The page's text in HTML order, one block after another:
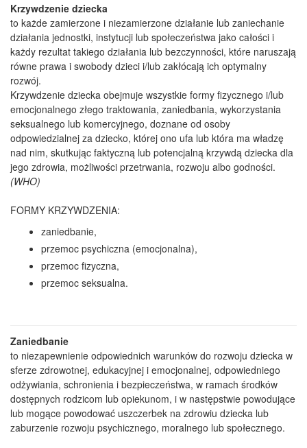
Krzywdzenie dziecka
to każde zamierzone i niezamierzone działanie lub zaniechanie
działania jednostki, instytucji lub społeczeństwa jako całości i
każdy rezultat takiego działania lub bezczynności, które naruszają
równe prawa i swobody dzieci i/lub zakłócają ich optymalny
rozwój.
Krzywdzenie dziecka obejmuje wszystkie formy fizycznego i/lub
emocjonalnego złego traktowania, zaniedbania, wykorzystania
seksualnego lub komercyjnego, doznane od osoby
odpowiedzialnej za dziecko, której ono ufa lub która ma władzę
nad nim, skutkując faktyczną lub potencjalną krzywdą dziecka dla
jego zdrowia, możliwości przetrwania, rozwoju albo godności.
(WHO)
FORMY KRZYWDZENIA:
zaniedbanie,
przemoc psychiczna (emocjonalna),
przemoc fizyczna,
przemoc seksualna.
Zaniedbanie
to niezapewnienie odpowiednich warunków do rozwoju dziecka w
sferze zdrowotnej, edukacyjnej i emocjonalnej, odpowiedniego
odżywiania, schronienia i bezpieczeństwa, w ramach środków
dostępnych rodzicom lub opiekunom, i w następstwie powodujące
lub mogące powodować uszczerbek na zdrowiu dziecka lub
zaburzenie rozwoju psychicznego, moralnego lub społecznego.